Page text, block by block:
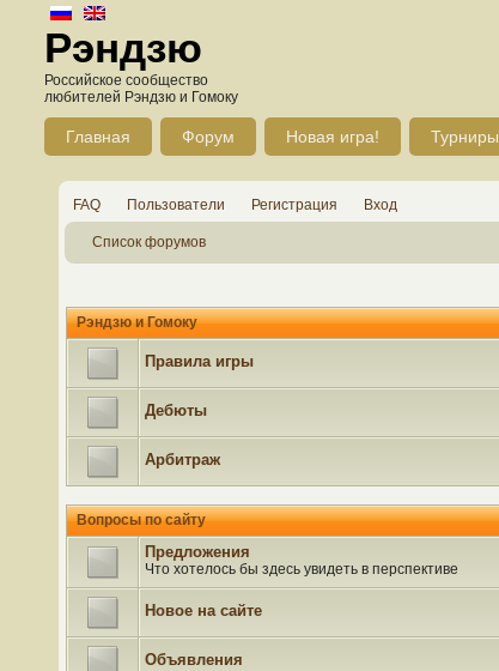
Рэндзю
Российское сообщество
любителей Рэндзю и Гомоку
Главная Форум Новая игра! Турниры
FAQ Пользователи Регистрация Вход
Список форумов
Рэндзю и Гомоку
Правила игры
Дебюты
Арбитраж
Вопросы по сайту
Предложения
Что хотелось бы здесь увидеть в перспективе
Новое на сайте
Объявления